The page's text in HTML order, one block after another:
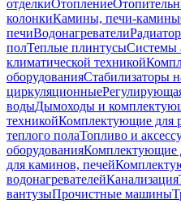
отделкиОтопление
колонкиКамины, печи-камины
печиВодонагреватели
полТеплые плинтусыСистемы
климатической техникой
оборудованияСтабилизаторы
циркуляционные
водыДымоходы и
техникойКомплектующие для
теплого полаТопливо и
оборудованияКомплектующие
для каминов, печей
водонагревателейКанализация
вантузыПрочистные машины